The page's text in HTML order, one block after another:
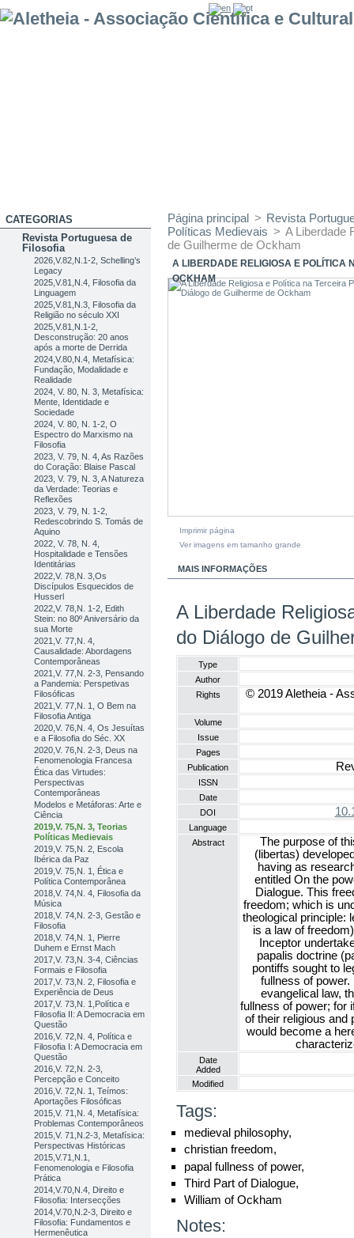
CATEGORIAS
Revista Portuguesa de
Filosofia
2026,V.82,N.1-2, Schelling’s
Legacy
2025,V.81,N.4, Filosofia da
Linguagem
2025,V.81,N.3, Filosofia da
Religião no século XXI
2025,V.81,N.1-2,
Desconstrução: 20 anos
após a morte de Derrida
2024,V.80,N.4, Metafísica:
Fundação, Modalidade e
Realidade
2024, V. 80, N. 3, Metafísica:
Mente, Identidade e
Sociedade
2024, V. 80, N. 1-2, O
Espectro do Marxismo na
Filosofia
2023, V. 79, N. 4, As Razões
do Coração: Blaise Pascal
2023, V. 79, N. 3, A Natureza
da Verdade: Teorias e
Reflexões
2023, V. 79, N. 1-2,
Redescobrindo S. Tomás de
Aquino
2022, V. 78, N. 4,
Hospitalidade e Tensões
Identitárias
2022,V. 78,N. 3,Os
Discípulos Esquecidos de
Husserl
2022,V. 78,N. 1-2, Edith
Stein: no 80º Aniversário da
sua Morte
2021,V. 77,N. 4,
Causalidade: Abordagens
Contemporâneas
2021,V. 77,N. 2-3, Pensando
a Pandemia: Perspetivas
Filosóficas
2021,V. 77,N. 1, O Bem na
Filosofia Antiga
2020,V. 76,N. 4, Os Jesuítas
e a Filosofia do Séc. XX
2020,V. 76,N. 2-3, Deus na
Fenomenologia Francesa
Ética das Virtudes:
Perspectivas
Contemporâneas
Modelos e Metáforas: Arte e
Ciência
2019,V. 75,N. 3, Teorias
Políticas Medievais
2019,V. 75,N. 2, Escola
Ibérica da Paz
2019,V. 75,N. 1, Ética e
Política Contemporânea
2018,V. 74,N. 4, Filosofia da
Música
2018,V. 74,N. 2-3, Gestão e
Filosofia
2018,V. 74,N. 1, Pierre
Duhem e Ernst Mach
2017,V. 73,N. 3-4, Ciências
Formais e Filosofia
2017,V. 73,N. 2, Filosofia e
Experiência de Deus
2017,V. 73,N. 1,Política e
Filosofia II: A Democracia em
Questão
2016,V. 72,N. 4, Política e
Filosofia I: A Democracia em
Questão
2016,V. 72,N. 2-3,
Percepção e Conceito
2016,V. 72,N. 1, Teímos:
Aportações Filosóficas
2015,V. 71,N. 4, Metafísica:
Problemas Contemporâneos
2015,V. 71,N.2-3, Metafísica:
Perspectivas Históricas
2015,V.71,N.1,
Fenomenologia e Filosofia
Prática
2014,V.70,N.4, Direito e
Filosofia: Intersecções
2014,V.70,N.2-3, Direito e
Filosofia: Fundamentos e
Hermenêutica
Página principal > Revista
Políticas Medievais > A Liberdade
de Guilherme de Ockham
A LIBERDADE RELIGIOSA E POLÍTICA
OCKHAM
Imprimir página
Ver imagens em tamanho grande
MAIS INFORMAÇÕES
A Liberdade
do Diálogo de
Type
Author
Rights
© 2019 Aletheia -
Volume
Issue
Pages
Publication
ISSN
Date
DOI
Language
Abstract
The purpose of
(libertas)
having as
entitled On the
Dialogue. This
freedom; which is
theological principle:
is a law of
Inceptor
papalis doctrine
pontiffs sought to
fullness of
evangelical law,
fullness of power; for
of their religious and
would become a
Date
Added
Modified
Tags:
medieval philosophy,
christian freedom,
papal fullness of power,
Third Part of Dialogue,
William of Ockham
Notes: